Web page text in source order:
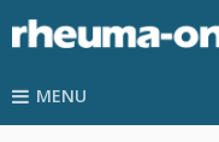
MENU